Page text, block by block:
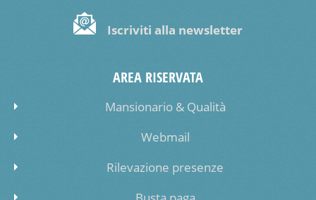
Iscriviti alla newsletter
AREA RISERVATA
Mansionario & Qualità
Webmail
Rilevazione presenze